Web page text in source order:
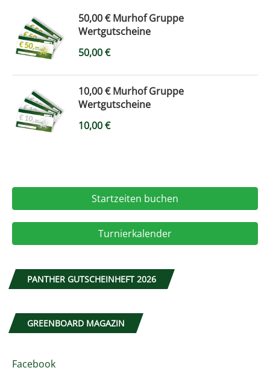
50,00 € Murhof Gruppe
Wertgutscheine
50,00€
10,00 € Murhof Gruppe
Wertgutscheine
10,00€
Startzeiten buchen
Turnierkalender
PANTHER GUTSCHEINHEFT 2026
GREENBOARD MAGAZIN
Facebook